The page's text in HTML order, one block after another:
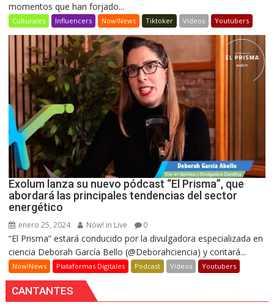
momentos que han forjado...
Culturales Influencers Now!News Tiktoker Videos Youtubers
Exolum lanza su nuevo pódcast “El Prisma”, que
abordará las principales tendencias del sector
energético
enero 25, 2024 Now! in Live 0
“El Prisma” estará conducido por la divulgadora especializada en
ciencia Deborah García Bello (@Deborahciencia) y contará...
Now!News Plataformas Digitales Podcast Videos Youtubers
CANTANTES